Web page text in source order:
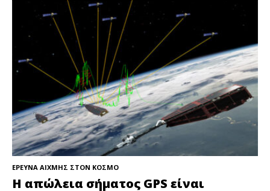
ΕΡΕΥΝΑ ΑΙΧΜΗΣ ΣΤΟΝ ΚΟΣΜΟ
Η απώλεια σήματος GPS είναι